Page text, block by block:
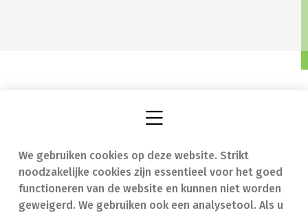
We gebruiken cookies op deze website. Strikt
noodzakelijke cookies zijn essentieel voor het goed
functioneren van de website en kunnen niet worden
geweigerd. We gebruiken ook een analysetool. Als u
Vind een apotheek
Onze expertise
In geval van nood
Contact